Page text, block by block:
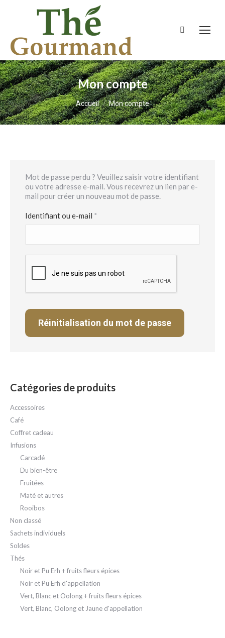
Recherche
Mon compte
Vous êtes ici :
Accueil Mon compte
Mot de passe perdu ? Veuillez saisir votre identifiant
ou votre adresse e-mail. Vous recevrez un lien par e-
mail pour créer un nouveau mot de passe.
Identifiant ou e-mail *
Réinitialisation du mot de passe
Catégories de produits
Accessoires
Café
Coffret cadeau
Infusions
Carcadé
Du bien-être
Fruitées
Maté et autres
Rooibos
Non classé
Sachets individuels
Soldes
Thés
Noir et Pu Erh + fruits fleurs épices
Noir et Pu Erh d'appellation
Vert, Blanc et Oolong + fruits fleurs épices
Vert, Blanc, Oolong et Jaune d'appellation